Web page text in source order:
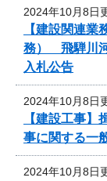
2024年10月8日
【建設関連
務） 飛騨川
入札公告
2024年10月8日
【建設工事】
事に関する一
2024年10月8日